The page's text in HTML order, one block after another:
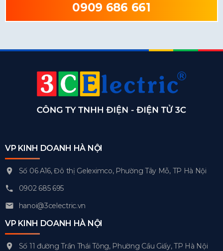
0909 686 661
VP KINH DOANH HÀ NỘI
Số 06 A16, Đô thị Geleximco, Phường Tây Mỗ, TP Hà Nội
0902 685 695
hanoi@3celectric.vn
VP KINH DOANH HÀ NỘI
Số 11 đường Trần Thái Tông, Phường Cầu Giấy, TP Hà Nội